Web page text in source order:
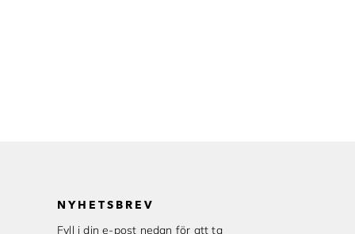
NYHETSBREV
Fyll i din e-post nedan för att ta